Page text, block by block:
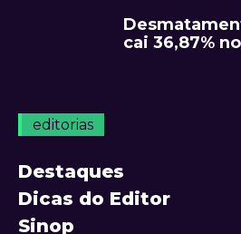
cai 36,87%
editorias
Destaques
Dicas do Editor
Sinop